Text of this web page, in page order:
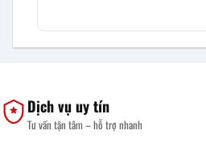
Dịch vụ uy tín
Tư vấn tận tâm – hỗ trợ nhanh